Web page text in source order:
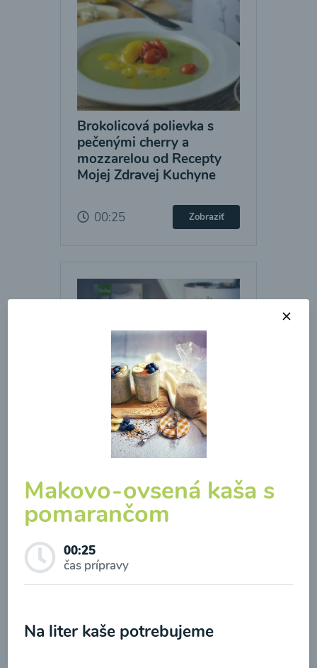
Brokolicová polievka s
pečenými cherry a
mozzarelou od Recepty
Mojej Zdravej Kuchyne
00:25 Zobraziť
Brokolicová polievka so
syrom
00:25 Zobraziť
Makovo-ovsená kaša s
pomarančom
00:25
čas prípravy
Na liter kaše potrebujeme
Odoslaním registrácie na Newsletter súhlasím so